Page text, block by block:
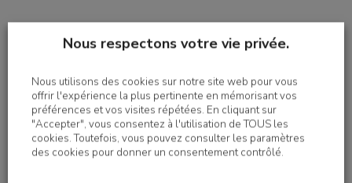
Nous respectons votre vie privée.
Nous utilisons des cookies sur notre site web pour vous
offrir l'expérience la plus pertinente en mémorisant vos
préférences et vos visites répétées. En cliquant sur
"Accepter", vous consentez à l'utilisation de TOUS les
cookies. Toutefois, vous pouvez consulter les paramètres
des cookies pour donner un consentement contrôlé.